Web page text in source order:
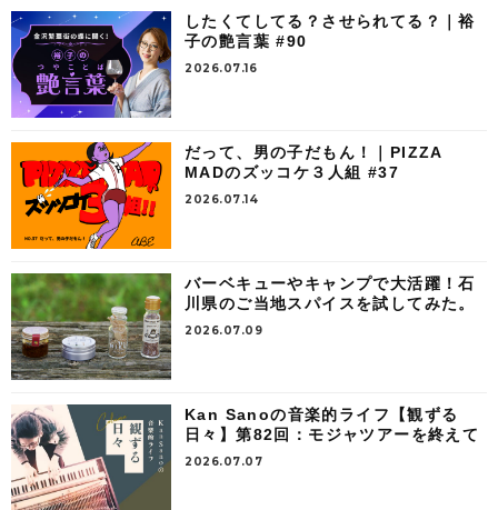
したくてしてる？させられてる？｜裕
子の艶言葉 #90
2026.07.16
だって、男の子だもん！｜PIZZA
MADのズッコケ３人組 #37
2026.07.14
バーベキューやキャンプで大活躍！石
川県のご当地スパイスを試してみた。
2026.07.09
Kan Sanoの音楽的ライフ【観ずる
日々】第82回：モジャツアーを終えて
2026.07.07